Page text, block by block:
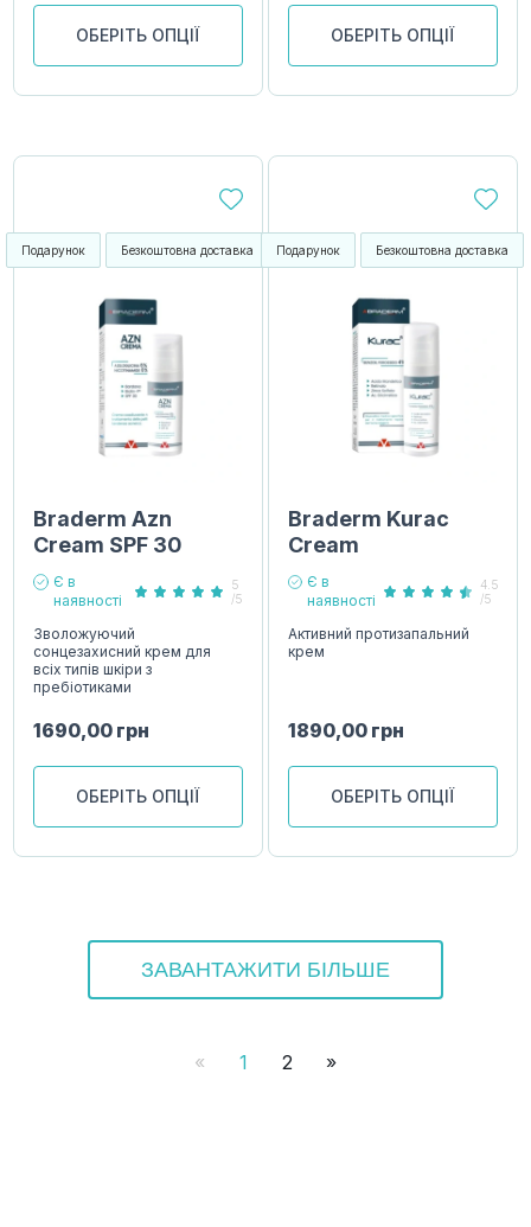
ОБЕРІТЬ ОПЦІЇ ОБЕРІТЬ ОПЦІЇ
Подарунок Безкоштовна доставка
Braderm Azn
Cream SPF 30
Є в
наявності
5
/5
Зволожуючий
сонцезахисний крем для
всіх типів шкіри з
пребіотиками
1690,00 грн
ОБЕРІТЬ ОПЦІЇ
Подарунок Безкоштовна доставка
Braderm Kurac
Cream
Є в
наявності
4.5
/5
Активний протизапальний
крем
1890,00 грн
ОБЕРІТЬ ОПЦІЇ
ЗАВАНТАЖИТИ БІЛЬШЕ
« 1 2 »